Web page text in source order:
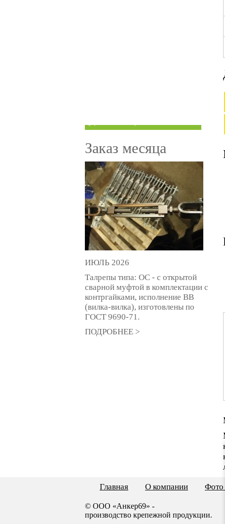
Заказ месяца
ИЮЛЬ 2026
Талрепы типа: ОС - с открытой
сварной муфтой в комплектации с
контргайками, исполнение ВВ
(вилка-вилка), изготовлены по
ГОСТ 9690-71.
ПОДРОБНЕЕ >
Главная О компании Фото
© ООО «Анкер69» -
производство крепежной продукции.